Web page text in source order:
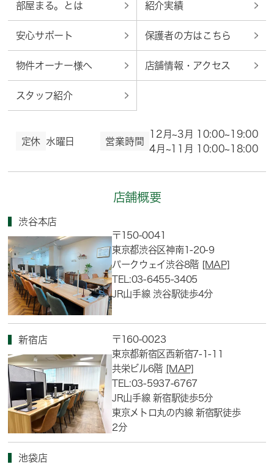
部屋まる。とは 紹介実績
安心サポート 保護者の方はこちら
物件オーナー様へ 店舗情報・アクセス
スタッフ紹介
定休 水曜日 営業時間
12月~3月 10:00~19:00
4月~11月 10:00~18:00
店舗概要
渋谷本店
〒150-0041
東京都渋谷区神南1-20-9
パークウェイ渋谷8階 [MAP]
TEL:03-6455-3405
JR山手線 渋谷駅徒歩4分
新宿店
〒160-0023
東京都新宿区西新宿7-1-11
共栄ビル6階 [MAP]
TEL:03-5937-6767
JR山手線 新宿駅徒歩5分
東京メトロ丸の内線 新宿駅徒歩
2分
池袋店